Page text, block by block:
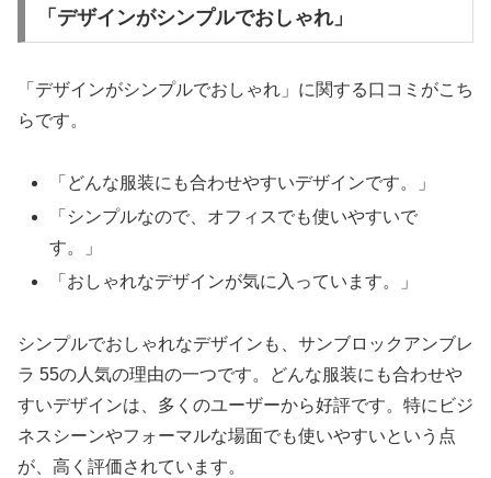
「デザインがシンプルでおしゃれ」
「デザインがシンプルでおしゃれ」に関する口コミがこち
らです。
「どんな服装にも合わせやすいデザインです。」
「シンプルなので、オフィスでも使いやすいで
す。」
「おしゃれなデザインが気に入っています。」
シンプルでおしゃれなデザインも、サンブロックアンブレ
ラ 55の人気の理由の一つです。どんな服装にも合わせや
すいデザインは、多くのユーザーから好評です。特にビジ
ネスシーンやフォーマルな場面でも使いやすいという点
が、高く評価されています。